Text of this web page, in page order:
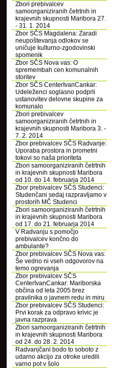
Zbori prebivalcev
samoorganiziranih četrtnih in
krajevnih skupnosti Maribora 27.
- 31. 1. 2014
Zbor SČS Magdalena: Zaradi
neupoštevanja odlokov se
uničuje kulturno-zgodovinski
spomenik
Zbor SČS Nova vas: O
spremembah cen komunalnih
storitev
Zbor SČS CenterIvanCankar:
Udeleženci soglasno podprli
ustanovitev delovne skupine za
komunalo
Zbori prebivalcev
samoorganiziranih četrtnih in
krajevnih skupnosti Maribora 3. -
7. 2. 2014
Zbor prebivalcev SČS Radvanje:
Uporaba prostora in prometni
tokovi so naša prioriteta
Zbori samoorganiziranih četrtnih
in krajevnih skupnosti Maribora
od 10. do 14. februarja 2014
Zbor prebivalcev SČS Studenci:
Studenčani sedaj razpravljamo v
prostorih MČ Studenci
Zbori samoorganiziranih četrtnih
in krajevnih skupnosti Maribora
od 17. do 21. februarja 2014
V Radvanju s pomočjo
prebivalcev končno do
ambulante?
Zbor prebivalcev SČS Nova vas:
Še vedno ni vseh odgovorov na
temo ogrevanja
Zbor prebivalcev SČS
CenterIvanCankar: Mariborska
občina od leta 2005 brez
pravilnika o javnem redu in miru
Zbor prebivalcev SČS Studenci:
Prvi korak za odpravo krivic je
javna razprava
Zbori samoorganiziranih četrtnih
in krajevnih skupnosti Maribora
od 24. do 28. 2. 2014
Radvanjčani bodo to soboto z
udarno akcijo za otroke uredili
varno pot v šolo